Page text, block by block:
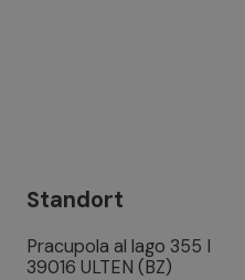
Standort
Pracupola al lago 355 I
39016 ULTEN (BZ)